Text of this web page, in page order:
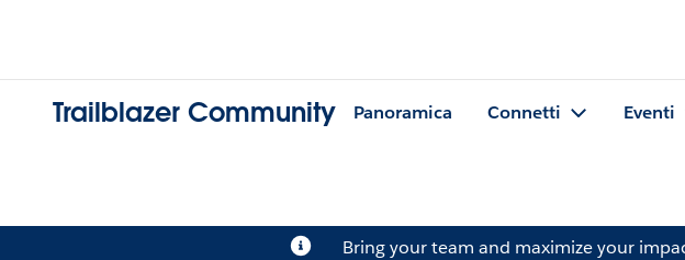
Trailblazer Community Panoramica Connetti Eventi
Bring your team and maximize your